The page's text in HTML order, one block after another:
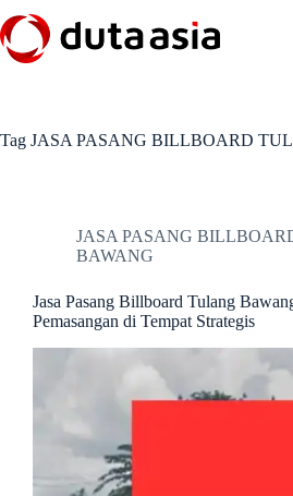
to
content
Tag JASA PASANG BILLBOARD
JASA PASANG
BAWANG
Jasa Pasang Billboard Tulang
Pemasangan di Tempat Strategis